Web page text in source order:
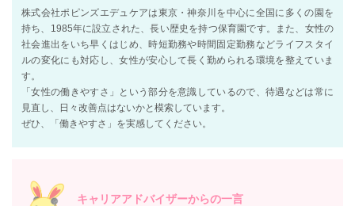
株式会社ポピンズエデュケアは東京・神奈川を中心に全国に多くの園を
持ち、1985年に設立された、長い歴史を持つ保育園です。また、女性の
社会進出をいち早くはじめ、時短勤務や時間固定勤務などライフスタイ
ルの変化にも対応し、女性が安心して長く勤められる環境を整えていま
す。
「女性の働きやすさ」という部分を意識しているので、待遇などは常に
見直し、日々改善点はないかと模索しています。
ぜひ、「働きやすさ」を実感してください。
キャリアアドバイザーからの一言